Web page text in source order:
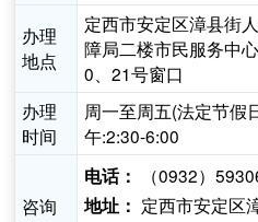
办理
地点
定西市安定区漳县街
障局二楼市民服务中
0、21号窗口
办理
时间
周一至周五(法定节假
午:2:30-6:00
咨询
电话：
（0932）
地址： 定西市安定区